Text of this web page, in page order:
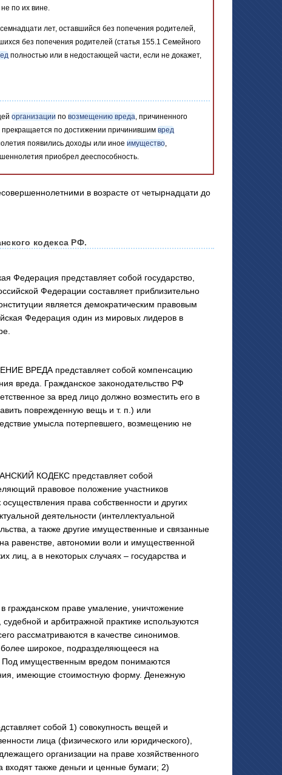
не по их вине.
лет, оставшийся без попечения родителей,
без попечения родителей (статья 155.1 Семейного
полностью или в недостающей части, если не докажет,
организации по возмещению вреда , причиненного
по достижении причинившим вред
появились доходы или иное имущество
приобрел дееспособность.
кодекса РФ.
Федерация представляет собой государство,
Федерации составляет приблизительно
является демократическим правовым
Федерация один из мировых лидеров в
ВРЕДА представляет собой компенсацию
вреда. Гражданское законодательство РФ
за вред лицо должно возместить его в
поврежденную вещь и т. п.) или
умысла потерпевшего, возмещению не
КОДЕКС представляет собой
правовое положение участников
права собственности и других
деятельности (интеллектуальной
а также другие имущественные и связанные
равенстве, автономии воли и имущественной
лиц, а в некоторых случаях – государства и
праве умаление, уничтожение
и арбитражной практике используются
рассматриваются в качестве синонимов.
широкое, подразделяющееся на
имущественным вредом понимаются
имеющие стоимостную форму. Денежную
собой 1) совокупность вещей и
лица (физического или юридического),
организации на праве хозяйственного
также деньги и ценные бумаги; 2)